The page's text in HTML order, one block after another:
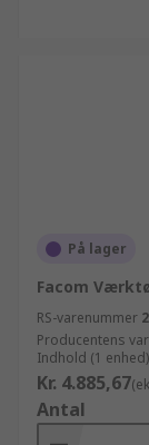
På lager
Facom
RS-varenummer
Producentens
Indhold (1 enhed)
Kr. 4.885,67
Antal